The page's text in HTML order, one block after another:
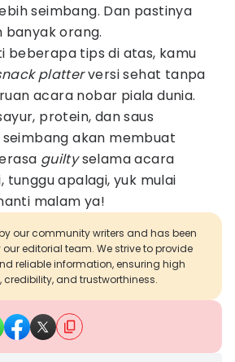
seimbang. Dan pastinya
banyak orang.
beberapa tips di atas, kamu
platterversi sehat tanpa
acara nobar piala dunia.
protein, dan saus
seimbang akan membuat
guiltyselama acara
tunggu apalagi, yuk mulai
malam ya!
our community writers and has been
editorial team. We strive to provide
reliable information, ensuring high
and trustworthiness.